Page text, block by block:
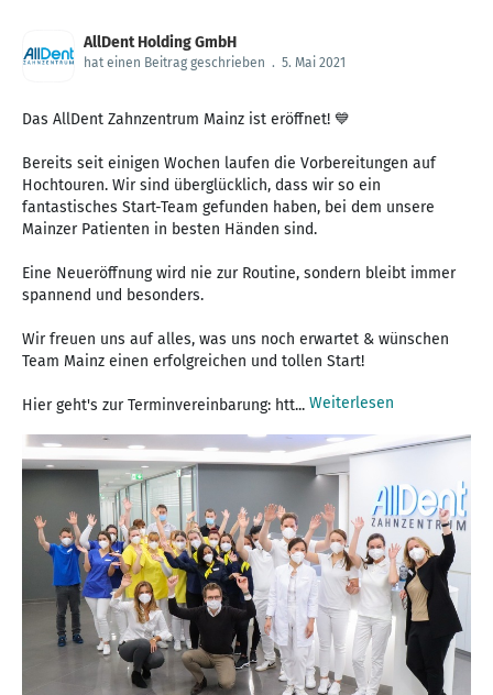
AllDent Holding GmbH
hat einen Beitrag geschrieben . 5. Mai 2021
Das AllDent Zahnzentrum Mainz ist eröffnet! 💙⁠
Bereits seit einigen Wochen laufen die Vorbereitungen auf
Hochtouren. Wir sind überglücklich, dass wir so ein
fantastisches Start-Team gefunden haben, bei dem unsere
Mainzer Patienten in besten Händen sind. ⁠
Eine Neueröffnung wird nie zur Routine, sondern bleibt immer
spannend und besonders. ⁠
Wir freuen uns auf alles, was uns noch erwartet & wünschen
Team Mainz einen erfolgreichen und tollen Start!⁠
Hier geht's zur Terminvereinbarung: htt... Weiterlesen